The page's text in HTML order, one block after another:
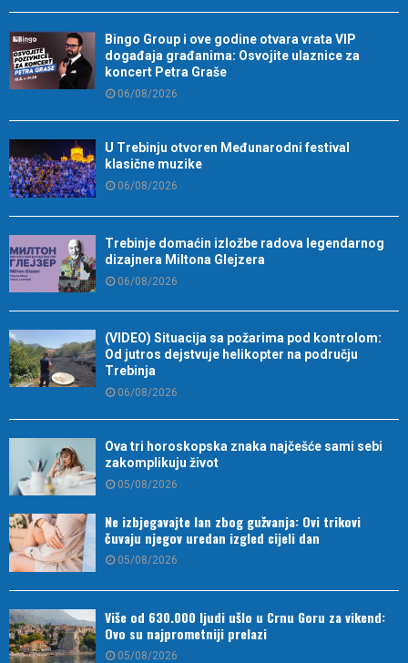
Bingo Group i ove godine otvara vrata VIP
događaja građanima: Osvojite ulaznice za
koncert Petra Graše
06/08/2026
U Trebinju otvoren Međunarodni festival
klasične muzike
06/08/2026
Trebinje domaćin izložbe radova legendarnog
dizajnera Miltona Glejzera
06/08/2026
(VIDEO) Situacija sa požarima pod kontrolom:
Od jutros dejstvuje helikopter na području
Trebinja
06/08/2026
Ova tri horoskopska znaka najčešće sami sebi
zakomplikuju život
05/08/2026
Ne izbjegavajte lan zbog gužvanja: Ovi trikovi
čuvaju njegov uredan izgled cijeli dan
05/08/2026
Više od 630.000 ljudi ušlo u Crnu Goru za vikend:
Ovo su najprometniji prelazi
05/08/2026